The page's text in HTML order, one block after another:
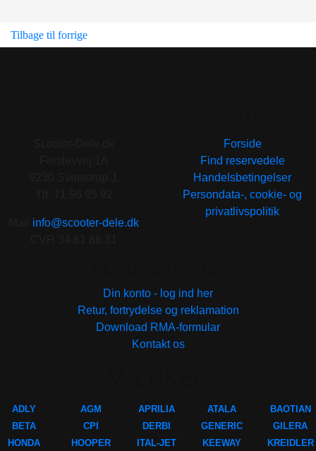
Tilbage til forrige
info@scooter-dele.dk
Forside
Find reservedele
Handelsbetingelser
Persondata-, cookie- og
privatlivspolitik
Din konto - log ind her
Retur, fortrydelse og reklamation
Download RMA-formular
Kontakt os
ADLY
BETA
HONDA
AGM
CPI
HOOPER
APRILIA
DERBI
ITAL-JET
ATALA
GENERIC
KEEWAY
BAOTIAN
GILERA
KREIDLER